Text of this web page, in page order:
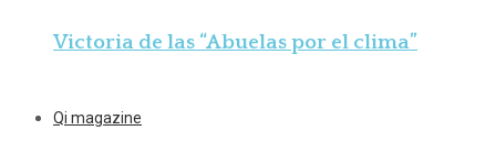
Victoria de las “Abuelas por el clima”
Qi magazine